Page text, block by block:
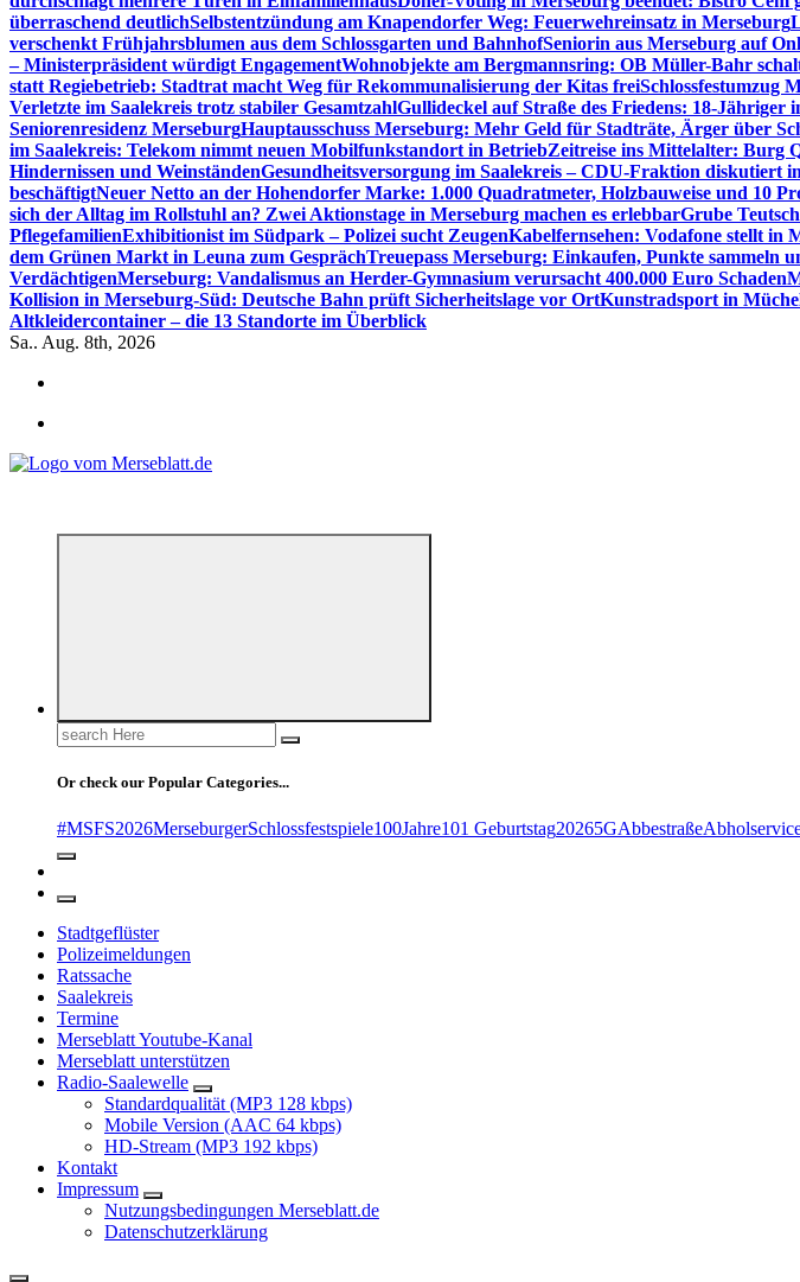
überraschend deutlichSelbstentzündung am Knapendorfer Weg: Feuerwehreinsatz in Merseburg
verschenkt Frühjahrsblumen aus dem Schlossgarten und BahnhofSeniorin aus Merseburg auf
– Ministerpräsident würdigt EngagementWohnobjekte am Bergmannsring: OB Müller-Bahr
statt Regiebetrieb: Stadtrat macht Weg für Rekommunalisierung der Kitas freiSchlossfestumzug
Verletzte im Saalekreis trotz stabiler GesamtzahlGullideckel auf Straße des Friedens: 18-Jähriger
Seniorenresidenz MerseburgHauptausschuss Merseburg: Mehr Geld für Stadträte, Ärger über
im Saalekreis: Telekom nimmt neuen Mobilfunkstandort in BetriebZeitreise ins Mittelalter: Burg
Hindernissen und WeinständenGesundheitsversorgung im Saalekreis – CDU-Fraktion diskutiert
beschäftigtNeuer Netto an der Hohendorfer Marke: 1.000 Quadratmeter, Holzbauweise und 10
sich der Alltag im Rollstuhl an? Zwei Aktionstage in Merseburg machen es erlebbarGrube
PflegefamilienExhibitionist im Südpark – Polizei sucht ZeugenKabelfernsehen: Vodafone stellt in
dem Grünen Markt in Leuna zum GesprächTreuepass Merseburg: Einkaufen, Punkte sammeln
VerdächtigenMerseburg: Vandalismus an Herder-Gymnasium verursacht 400.000 Euro Schaden
Kollision in Merseburg-Süd: Deutsche Bahn prüft Sicherheitslage vor OrtKunstradsport in
Altkleidercontainer – die 13 Standorte im Überblick
Sa.. Aug. 8th, 2026
Search
for:
Or check our Popular Categories...
#MSFS2026MerseburgerSchlossfestspiele100Jahre101 Geburtstag20265GAbbestraße
Stadtgeflüster
Polizeimeldungen
Ratssache
Saalekreis
Termine
Merseblatt Youtube-Kanal
Merseblatt unterstützen
Radio-Saalewelle
Standardqualität (MP3 128 kbps)
Mobile Version (AAC 64 kbps)
HD-Stream (MP3 192 kbps)
Kontakt
Impressum
Nutzungsbedingungen Merseblatt.de
Datenschutzerklärung